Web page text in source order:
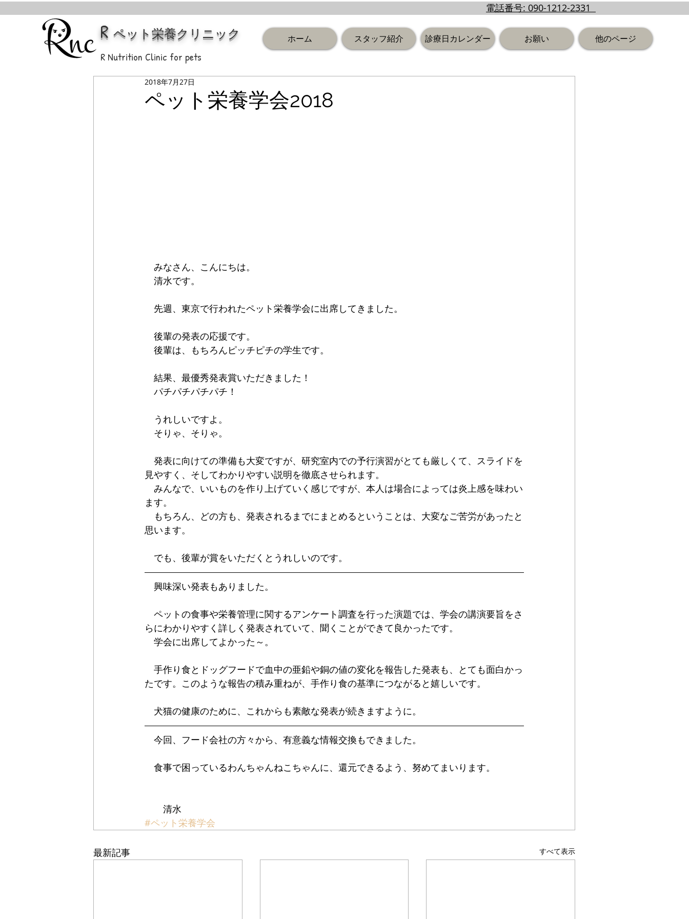
電話番号: 090-1212-2331
ホーム スタッフ紹介 診療日カレンダー お願い 他のページ
R ペット栄養クリニック
R Nutrition Clinic for pets
ペット栄養学会2018
2018年7月27日
みなさん、こんにちは。
清水です。
先週、東京で行われたペット栄養学会に出席してきました。
後輩の発表の応援です。
後輩は、もちろんピッチピチの学生です。
結果、最優秀発表賞いただきました！
パチパチパチパチ！
うれしいですよ。
そりゃ、そりゃ。
発表に向けての準備も大変ですが、研究室内での予行演習がとても厳しくて、スライドを
見やすく、そしてわかりやすい説明を徹底させられます。
みんなで、いいものを作り上げていく感じですが、本人は場合によっては炎上感を味わい
ます。
もちろん、どの方も、発表されるまでにまとめるということは、大変なご苦労があったと
思います。
でも、後輩が賞をいただくとうれしいのです。
興味深い発表もありました。
ペットの食事や栄養管理に関するアンケート調査を行った演題では、学会の講演要旨をさ
らにわかりやすく詳しく発表されていて、聞くことができて良かったです。
学会に出席してよかった～。
手作り食とドッグフードで血中の亜鉛や銅の値の変化を報告した発表も、とても面白かっ
たです。このような報告の積み重ねが、手作り食の基準につながると嬉しいです。
犬猫の健康のために、これからも素敵な発表が続きますように。
今回、フード会社の方々から、有意義な情報交換もできました。
食事で困っているわんちゃんねこちゃんに、還元できるよう、努めてまいります。
清水
#ペット栄養学会
最新記事 すべて表示